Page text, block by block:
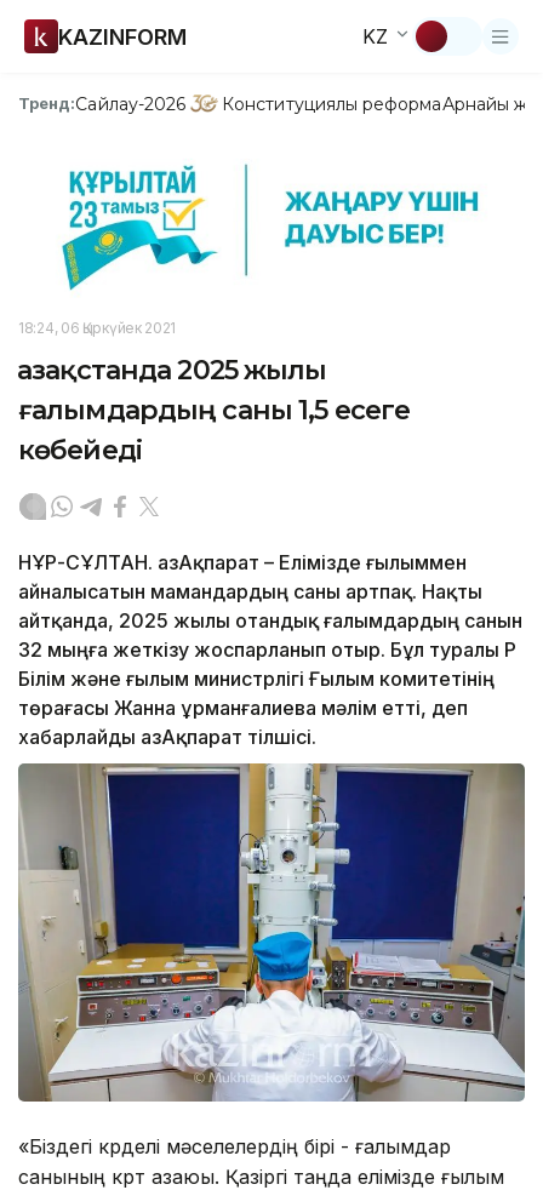
KAZINFORM KZ
Тренд:Сайлау-2026 Конституциялық реформаАрнайы
18:24, 06 Қыркүйек 2021
Қазақстанда 2025 жылы
ғалымдардың саны 1,5 есеге
көбейеді
НҰР-СҰЛТАН. ҚазАқпарат – Елімізде ғылыммен
айналысатын мамандардың саны артпақ. Нақты
айтқанда, 2025 жылы отандық ғалымдардың санын
32 мыңға жеткізу жоспарланып отыр. Бұл туралы ҚР
Білім және ғылым министрлігі Ғылым комитетінің
төрағасы Жанна Құрманғалиева мәлім етті, деп
хабарлайды ҚазАқпарат тілшісі.
«Біздегі күрделі мәселелердің бірі - ғалымдар
санының күрт азаюы. Қазіргі таңда елімізде ғылым